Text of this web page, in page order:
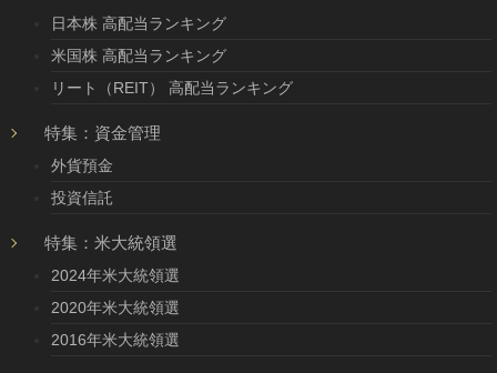
日本株 高配当ランキング
米国株 高配当ランキング
リート（REIT） 高配当ランキング
特集：資金管理
外貨預金
投資信託
特集：米大統領選
2024年米大統領選
2020年米大統領選
2016年米大統領選